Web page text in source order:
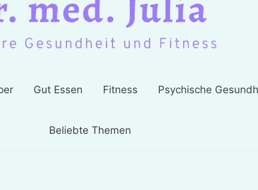
Gut Essen Fitness Psychische
Beliebte Themen